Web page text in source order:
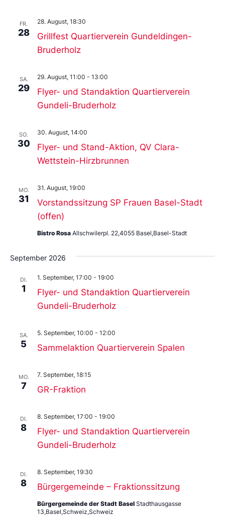
FR.
28
Grillfest Quartierverein Gundeldingen-
Bruderholz
28. August, 18:30
SA.
29
Flyer- und Standaktion Quartierverein
Gundeli-Bruderholz
29. August, 11:00 - 13:00
SO.
30
Flyer- und Stand-Aktion, QV Clara-
Wettstein-Hirzbrunnen
30. August, 14:00
MO.
31
Vorstandssitzung SP Frauen Basel-Stadt
(offen)
31. August, 19:00
Bistro Rosa Allschwilerpl. 22,4055 Basel,Basel-Stadt
September 2026
DI.
1
Flyer- und Standaktion Quartierverein
Gundeli-Bruderholz
1. September, 17:00 - 19:00
SA.
5 Sammelaktion Quartierverein Spalen
5. September, 10:00 - 12:00
MO.
7 GR-Fraktion
7. September, 18:15
DI.
8
Flyer- und Standaktion Quartierverein
Gundeli-Bruderholz
8. September, 17:00 - 19:00
DI.
8 Bürgergemeinde – Fraktionssitzung
8. September, 19:30
Bürgergemeinde der Stadt Basel Stadthausgasse
13,Basel,Schweiz,Schweiz